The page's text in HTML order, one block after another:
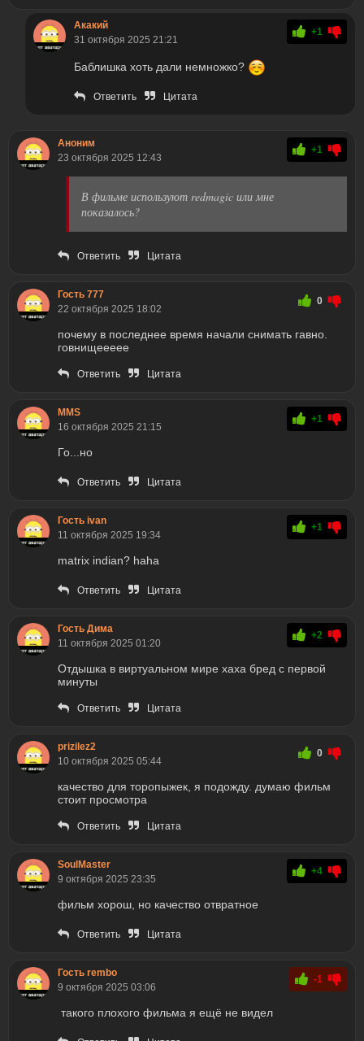
Акакий
31 октября 2025 21:21
+1
Баблишка хоть дали немножко?
Ответить Цитата
Аноним
23 октября 2025 12:43
+1
В фильме используют redmagic или мне
показалось?
Ответить Цитата
Гость 777
22 октября 2025 18:02
0
почему в последнее время начали снимать гавно.
говнищеееее
Ответить Цитата
MMS
16 октября 2025 21:15
+1
Го...но
Ответить Цитата
Гость ivan
11 октября 2025 19:34
+1
matrix indian? haha
Ответить Цитата
Гость Дима
11 октября 2025 01:20
+2
Отдышка в виртуальном мире хаха бред с первой
минуты
Ответить Цитата
prizilez2
10 октября 2025 05:44
0
качество для торопыжек, я подожду. думаю фильм
стоит просмотра
Ответить Цитата
SoulMaster
9 октября 2025 23:35
+4
фильм хорош, но качество отвратное
Ответить Цитата
Гость rembo
9 октября 2025 03:06
-1
такого плохого фильма я ещё не видел